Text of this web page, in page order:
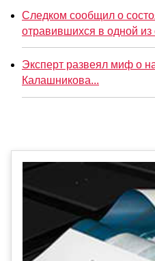
Следком сообщил о
отравившихся в одной из
Эксперт развеял миф о
Калашникова...